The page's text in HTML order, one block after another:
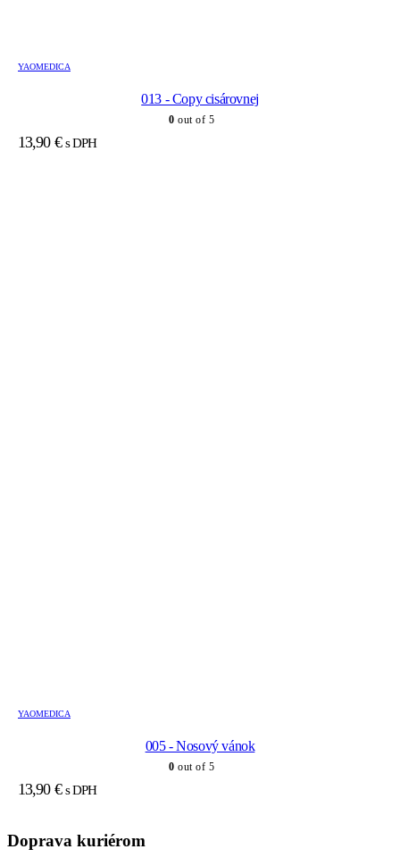
YAOMEDICA
013 - Copy cisárovnej
0 out of 5
13,90 € s DPH
YAOMEDICA
005 - Nosový vánok
0 out of 5
13,90 € s DPH
Doprava kuriérom